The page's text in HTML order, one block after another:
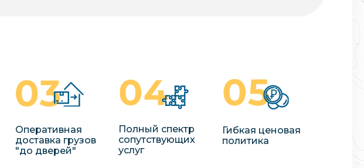
Оперативная
доставка грузов
"до дверей"
Полный спектр
сопутствующих
услуг
Гибкая ценовая
политика